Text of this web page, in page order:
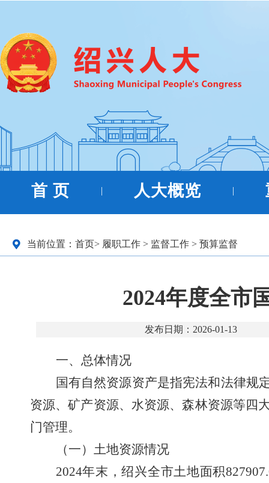
首 页 | 人大概览 |
当前位置： 首页> 履职工作 > 监督工作 > 预算监督
2024年度全市
发布日期：2026-01-13
一、 总体情况
国有自然资源资产是指宪法和法律规
资源、矿产资源、水资源、森林资源等四
门管理。
（一）土地资源情况
2024年末，绍兴全市土地面积